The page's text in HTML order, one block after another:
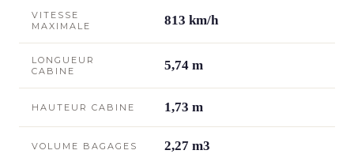
VITESSE
MAXIMALE
813 km/h
LONGUEUR
CABINE
5,74 m
HAUTEUR CABINE 1,73 m
VOLUME BAGAGES 2,27 m3